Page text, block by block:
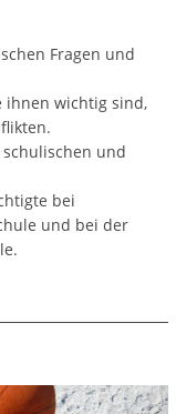
Fragen und
ihnen wichtig sind,
und
bei
und bei der